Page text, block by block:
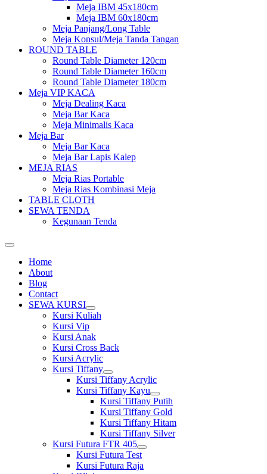
Meja IBM 45x180cm
Meja IBM 60x180cm
Meja Panjang/Long Table
Meja Konsul/Meja Tanda Tangan
ROUND TABLE
Round Table Diameter 120cm
Round Table Diameter 160cm
Round Table Diameter 180cm
Meja VIP KACA
Meja Dealing Kaca
Meja Bar Kaca
Meja Minimalis Kaca
Meja Bar
Meja Bar Kaca
Meja Bar Lapis Kalep
MEJA RIAS
Meja Rias Portable
Meja Rias Kombinasi Meja
TABLE CLOTH
SEWA TENDA
Kegunaan Tenda
Home
About
Blog
Contact
SEWA KURSI
Show
sub
Kursi Kuliah
Kursi Vip
Kursi Anak
Kursi Cross Back
Kursi Acrylic
Kursi Tiffany
Show
sub
menu
Kursi Tiffany Acrylic
Kursi Tiffany Kayu
Show
sub
menu
Kursi Tiffany Putih
Kursi Tiffany Gold
Kursi Tiffany Hitam
Kursi Tiffany Silver
Kursi Futura FTR 405
Show
sub
menu
Kursi Futura Test
Kursi Futura Raja